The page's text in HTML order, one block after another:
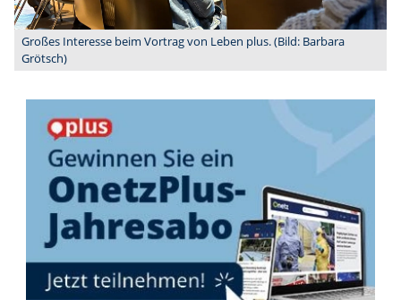
Großes Interesse beim Vortrag von Leben plus. (Bild: Barbara
Grötsch)